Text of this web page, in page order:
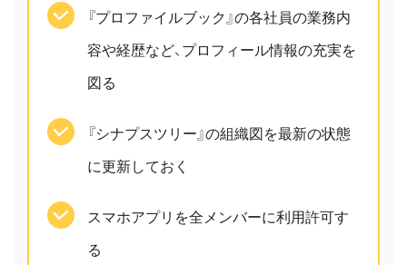
『プロファイルブック』の各社員の業務内
容や経歴など、プロフィール情報の充実を
図る
『シナプスツリー』の組織図を最新の状態
に更新しておく
スマホアプリを全メンバーに利用許可す
る